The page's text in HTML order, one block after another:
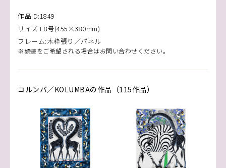
作品ID:1849
サイズ:F8号(455×380mm)
フレーム:木枠張り／パネル
※額装をご希望される場合はお問い合わせください。
コルンバ／KOLUMBAの作品（115作品）